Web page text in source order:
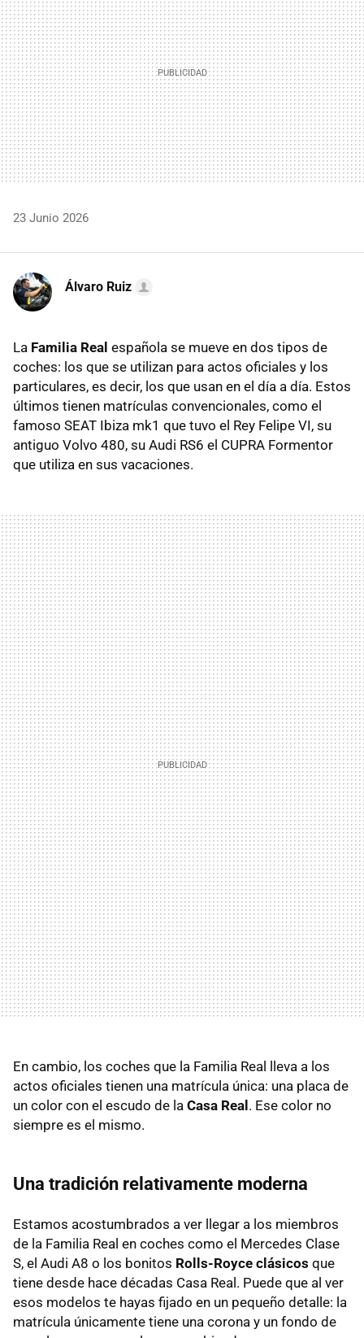
23 Junio 2026
Álvaro Ruiz
La Familia Real española se mueve en dos tipos de
coches: los que se utilizan para actos oficiales y los
particulares, es decir, los que usan en el día a día. Estos
últimos tienen matrículas convencionales, como el
famoso SEAT Ibiza mk1 que tuvo el Rey Felipe VI, su
antiguo Volvo 480, su Audi RS6 el CUPRA Formentor
que utiliza en sus vacaciones.
En cambio, los coches que la Familia Real lleva a los
actos oficiales tienen una matrícula única: una placa de
un color con el escudo de la Casa Real . Ese color no
siempre es el mismo.
Una tradición relativamente moderna
Estamos acostumbrados a ver llegar a los miembros
de la Familia Real en coches como el Mercedes Clase
S, el Audi A8 o los bonitos Rolls-Royce clásicos que
tiene desde hace décadas Casa Real. Puede que al ver
esos modelos te hayas fijado en un pequeño detalle: la
matrícula únicamente tiene una corona y un fondo de